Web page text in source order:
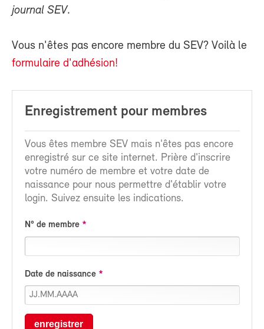
journal SEV.
Vous n'êtes pas encore membre du SEV? Voilà le
formulaire d'adhésion!
Enregistrement pour membres
Vous êtes membre SEV mais n'êtes pas encore
enregistré sur ce site internet. Prière d'inscrire
votre numéro de membre et votre date de
naissance pour nous permettre d'établir votre
login. Suivez ensuite les indications.
N° de membre
Date de naissance
enregistrer